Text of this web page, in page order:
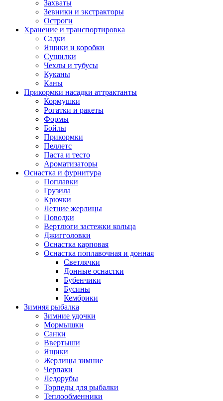
Захваты
Зевники и экстракторы
Остроги
Хранение и транспортировка
Садки
Ящики и коробки
Сушилки
Чехлы и тубусы
Куканы
Каны
Прикормки насадки аттрактанты
Кормушки
Рогатки и ракеты
Формы
Бойлы
Прикормки
Пеллетс
Паста и тесто
Ароматизаторы
Оснастка и фурнитура
Поплавки
Грузила
Крючки
Летние жерлицы
Поводки
Вертлюги застежки кольца
Джигголовки
Оснастка карповая
Оснастка поплавочная и донная
Светлячки
Донные оснастки
Бубенчики
Бусины
Кембрики
Зимняя рыбалка
Зимние удочки
Мормышки
Санки
Ввертыши
Ящики
Жерлицы зимние
Черпаки
Ледорубы
Торпеды для рыбалки
Теплообменники